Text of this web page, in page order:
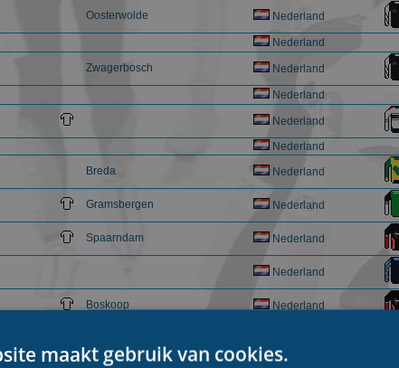
Oosterwolde Nederland
Nederland
Zwagerbosch Nederland
Nederland
Nederland
Nederland
Breda Nederland
Gramsbergen Nederland
Spaarndam Nederland
Nederland
Boskoop Nederland
Nederland
maakt gebruik van cookies.